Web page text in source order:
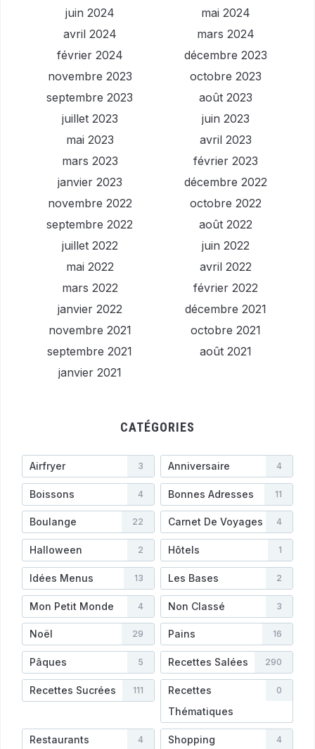
juin 2024
mai 2024
avril 2024
mars 2024
février 2024
décembre 2023
novembre 2023
octobre 2023
septembre 2023
août 2023
juillet 2023
juin 2023
mai 2023
avril 2023
mars 2023
février 2023
janvier 2023
décembre 2022
novembre 2022
octobre 2022
septembre 2022
août 2022
juillet 2022
juin 2022
mai 2022
avril 2022
mars 2022
février 2022
janvier 2022
décembre 2021
novembre 2021
octobre 2021
septembre 2021
août 2021
janvier 2021
CATÉGORIES
Airfryer 3 Anniversaire 4
Boissons 4 Bonnes Adresses 11
Boulange 22 Carnet De Voyages 4
Halloween 2 Hôtels 1
Idées Menus 13 Les Bases 2
Mon Petit Monde 4 Non Classé 3
Noël 29 Pains 16
Pâques 5 Recettes Salées 290
Recettes Sucrées 111
Recettes
Thématiques
0
Restaurants 4 Shopping 4